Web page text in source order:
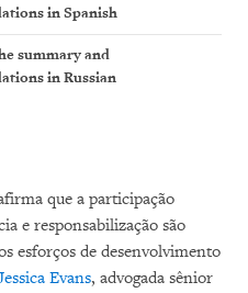
in Spanish
summary and
in Russian
que a participação
e responsabilização são
esforços de desenvolvimento
Evans, advogada sênior